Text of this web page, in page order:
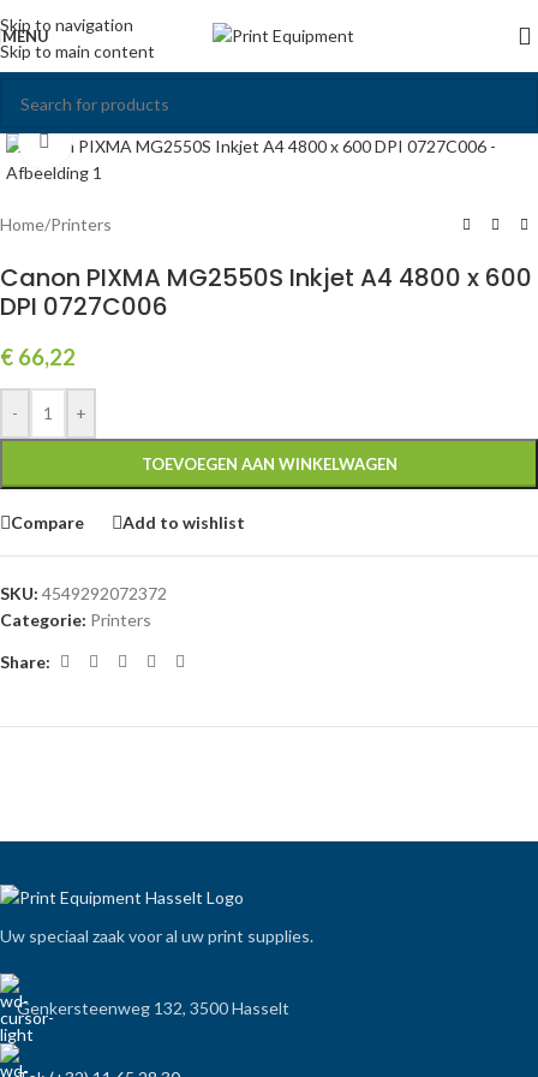
Skip to navigation
Skip to main content
MENU
Click to enlarge
Home/Printers
Canon PIXMA MG2550S Inkjet A4 4800 x 600
DPI 0727C006
€ 66,22
- +
TOEVOEGEN AAN WINKELWAGEN
Compare Add to wishlist
SKU: 4549292072372
Categorie: Printers
Share:
Uw speciaal zaak voor al uw print supplies.
Genkersteenweg 132, 3500 Hasselt